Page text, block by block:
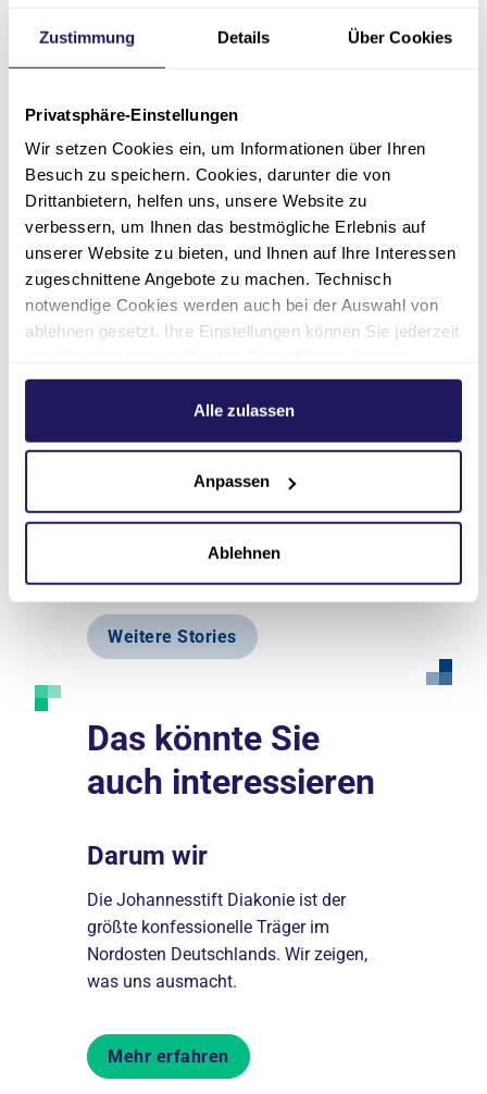
Zustimmung Details Über Cookies
Privatsphäre-Einstellungen
Wir setzen Cookies ein, um Informationen über Ihren
Besuch zu speichern. Cookies, darunter die von
Drittanbietern, helfen uns, unsere Website zu
verbessern, um Ihnen das bestmögliche Erlebnis auf
unserer Website zu bieten, und Ihnen auf Ihre Interessen
zugeschnittene Angebote zu machen. Technisch
notwendige Cookies werden auch bei der Auswahl von
ablehnen gesetzt. Ihre Einstellungen können Sie jederzeit
Weitere Informationen hierzu finden Sie in unserer
.Alle zulassen
Anpassen
Ablehnen
Aktuelle Stories
„Ein Krankenhaus mitten
Pflege
30.03.2021
Zur
Weitere Stories
Das könnte Sie
auch interessieren
Darum wir
Die Johannesstift Diakonie ist der
größte konfessionelle Träger im
Nordosten Deutschlands. Wir zeigen,
was uns ausmacht.
Mehr erfahren